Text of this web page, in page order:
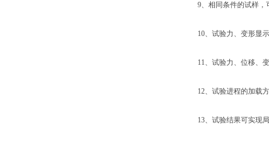
9、相同条件的试样，
10、试验力、变形显示
11、试验力、位移、变
12、试验进程的加载方
13、试验结果可实现局